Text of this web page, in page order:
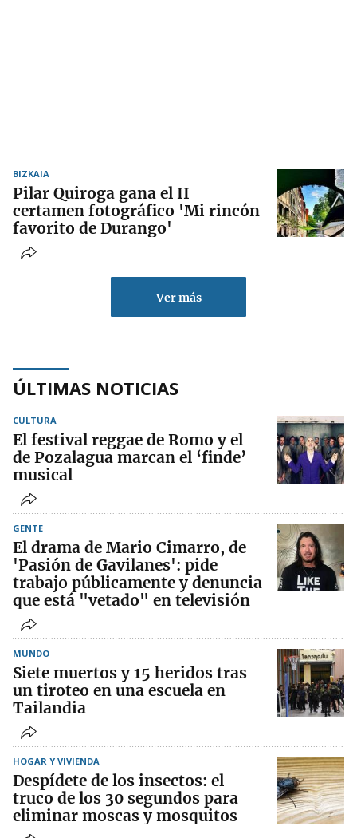
BIZKAIA
Pilar Quiroga gana el II
certamen fotográfico 'Mi rincón
favorito de Durango'
Ver más
ÚLTIMAS NOTICIAS
CULTURA
El festival reggae de Romo y el
de Pozalagua marcan el ‘finde’
musical
GENTE
El drama de Mario Cimarro, de
'Pasión de Gavilanes': pide
trabajo públicamente y denuncia
que está "vetado" en televisión
MUNDO
Siete muertos y 15 heridos tras
un tiroteo en una escuela en
Tailandia
HOGAR Y VIVIENDA
Despídete de los insectos: el
truco de los 30 segundos para
eliminar moscas y mosquitos